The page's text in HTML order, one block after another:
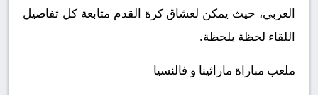
العربي، حيث يمكن لعشاق كرة القدم متابعة كل تفاصيل
اللقاء لحظة بلحظة.
ملعب مباراة ماراثينا و فالنسيا